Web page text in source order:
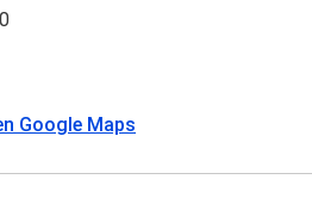
Google Maps